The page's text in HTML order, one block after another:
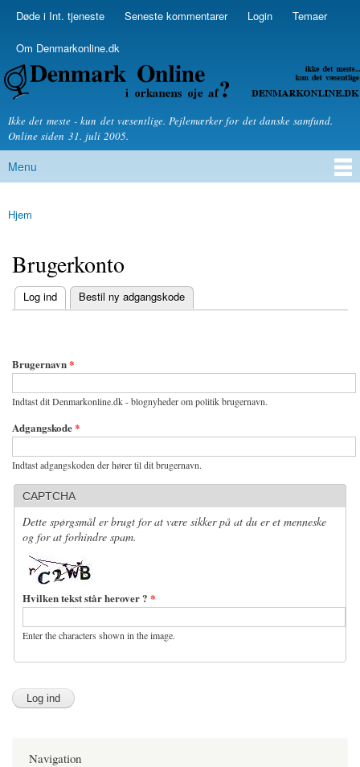
Skip to
Secondary menu
Døde i Int. tjeneste Seneste kommentarer Login Temaer
Om Denmarkonline.dk
Denmarkonline.dk - blognyheder om politik
Ikke det meste - kun det væsentlige. Pejlemærker for det danske samfund.
Online siden 31. juli 2005.
Main menu
Menu
You are here
Hjem
Brugerkonto
Primary tabs
Log ind
(active tab) Bestil ny adgangskode
Brugernavn*
Indtast dit Denmarkonline.dk - blognyheder om politik brugernavn.
Adgangskode*
Indtast adgangskoden der hører til dit brugernavn.
CAPTCHA
Dette spørgsmål er brugt for at være sikker på at du er et menneske
og for at forhindre spam.
Hvilken tekst står herover ? *
Enter the characters shown in the image.
Navigation